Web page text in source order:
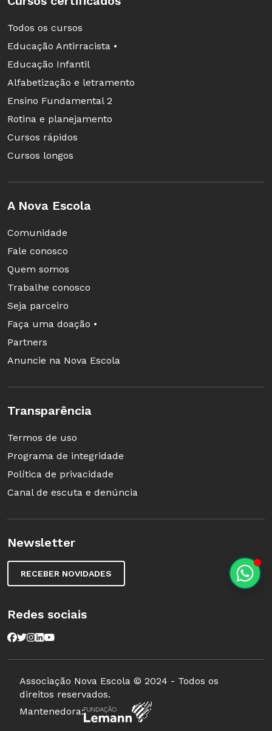
Todos os cursos
Educação Antirracista •
Educação Infantil
Alfabetização e letramento
Ensino Fundamental 2
Rotina e planejamento
Cursos rápidos
Cursos longos
A Nova Escola
Comunidade
Fale conosco
Quem somos
Trabalhe conosco
Seja parceiro
Faça uma doação •
Partners
Anuncie na Nova Escola
Transparência
Termos de uso
Programa de integridade
Política de privacidade
Canal de escuta e denúncia
Newsletter
RECEBER NOVIDADES
Redes sociais
Associação Nova Escola © 2024 - Todos os
direitos reservados.
Mantenedora: